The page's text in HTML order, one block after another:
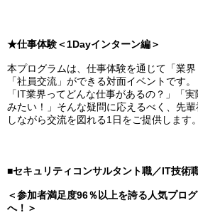
★仕事体験＜1Dayインターン編＞
本プログラムは、仕事体験を通じて「業
「社員交流」ができる対面イベントです。
「IT業界ってどんな仕事があるの？」「
みたい！」そんな疑問に応えるべく、先
しながら交流を図れる1日をご提供します。
■セキュリティコンサルタント職／IT技術
＜参加者満足度96％以上を誇る人気プロ
へ！＞